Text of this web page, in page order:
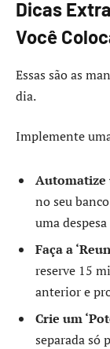
Dicas
Você
Essas são as
dia.
Implemente
Automatize
no seu
uma
Faça a
reserve 15
anterior e
Crie um
separada só